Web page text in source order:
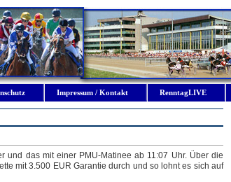
Impressum / Kontakt RenntagLIVE
und das mit einer PMU-Matinee ab 11:07 Uhr. Über die
mit 3.500 EUR Garantie durch und so lohnt es sich auf